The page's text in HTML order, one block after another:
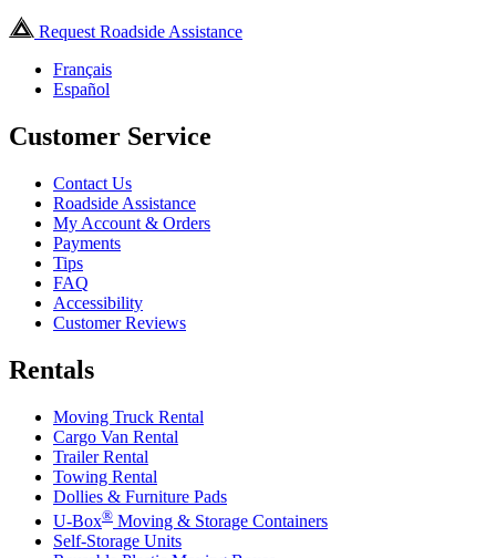
Request Roadside Assistance
Français
Español
Customer Service
Contact Us
Roadside Assistance
My Account & Orders
Payments
Tips
FAQ
Accessibility
Customer Reviews
Rentals
Moving Truck Rental
Cargo Van Rental
Trailer Rental
Towing Rental
Dollies & Furniture Pads
U-Box® Moving & Storage Containers
Self-Storage Units